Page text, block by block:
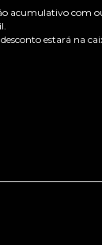
acumulativo com
estará na